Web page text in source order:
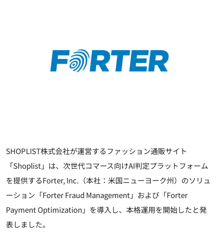
SHOPLIST株式会社が運営するファッション通販サイト
「Shoplist」は、次世代コマース向けAI判定プラットフォーム
を提供するForter, Inc.（本社：米国ニューヨーク州）のソリュ
ーション「Forter Fraud Management」および「Forter
Payment Optimization」を導入し、本格運用を開始したと発
表しました。